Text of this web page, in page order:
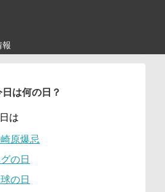
報
日は何の日？
は
原爆忌
の日
の日